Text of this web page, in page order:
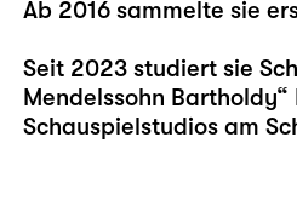
Ab 2016 sammelte sie
Seit 2023 studiert sie
Mendelssohn
Schauspielstudios am